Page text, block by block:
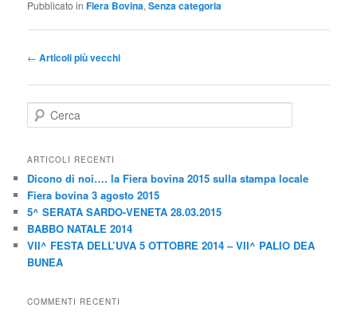
Pubblicato in Fiera Bovina,Senza categoria
N
v
i
z
i
o
n
e
a
r
c
← Articoli più vecchi
e
c
ARTICOLI RECENTI
Dicono di noi…. la Fiera bovina 2015 sulla stampa locale
Fiera bovina 3 agosto 2015
5^ SERATA SARDO-VENETA 28.03.2015
BABBO NATALE 2014
VII^ FESTA DELL’UVA 5 OTTOBRE 2014 – VII^ PALIO DEA
BUNEA
COMMENTI RECENTI